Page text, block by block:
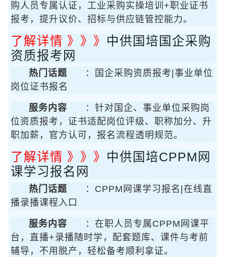
购人员专属认证，工业采购实操培训+职业证书
报考，提升议价、招标与供应链管控能力。
了解详情 》》》 中供国培国企采购
资质报考网
热门话题
：国企采购资质报考|事业单位
岗位证书报名
服务内容
：针对国企、事业单位采购岗
位资质报考，证书适配岗位评级、职称加分、升
职加薪，官方认可，报名流程透明规范。
了解详情 》》》 中供国培CPPM网
课学习报名网
热门话题
：CPPM网课学习报名|在线直
播录播课程入口
服务内容
：在职人员专属CPPM网课平
台，直播+录播随时学，配套题库、课件与考前
辅导，不用脱产，轻松备考顺利拿证。